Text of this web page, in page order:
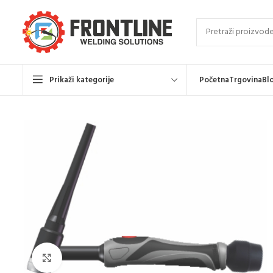
Prikaži kategorije PočetnaTrgovina
Click to enlarge